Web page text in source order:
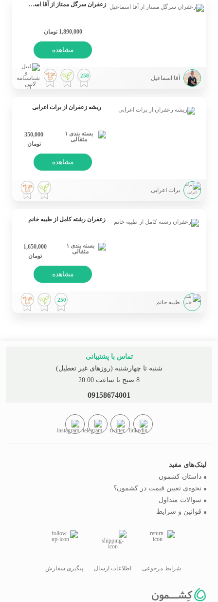
زعفران سرگل ممتاز از آقا اسماعیل
1,890,000 تومان
مشاهده
آقا اسماعیل 258
ریشه زعفران از برات اعرابی
350,000
تومان
مشاهده
برات اعرابی
زعفران رشته کامل از طیبه خانم
1,650,000
تومان
مشاهده
طیبه خانم 250
تماس با پشتیبانی
شنبه تا چهارشنبه (روزهای غیر تعطیل)
8 صبح تا ساعت 20:00
09158674001
لینک‌های مفید
داستان کشمون
نحوه‌ی تعیین قیمت در کشمون؟
سوالات متداول
قوانین و شرایط
شرایط مرجوعی اطلاعات ارسال پیگیری سفارش